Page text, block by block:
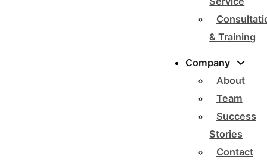
& Training
Company
About
Team
Success
Stories
Contact